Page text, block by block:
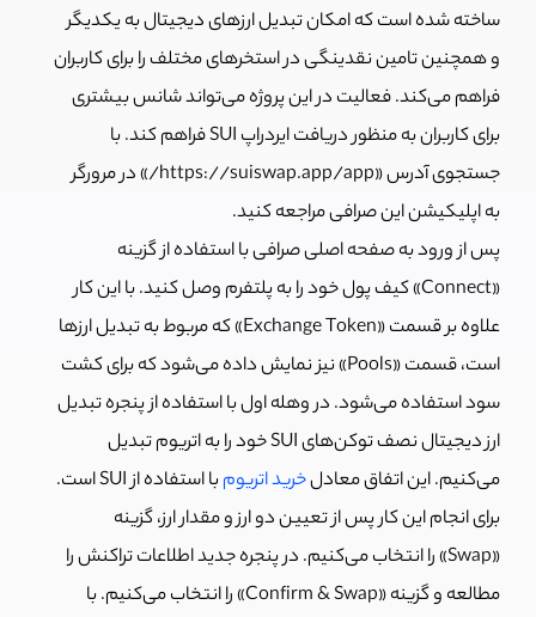
ساخته شده است که امکان تبدیل ارزهای دیجیتال به یکدیگر
و همچنین تامین نقدینگی در استخرهای مختلف را برای کاربران
فراهم می‌کند. فعالیت در این پروژه می‌تواند شانس بیشتری
برای کاربران به منظور دریافت ایردراپ SUI فراهم کند. با
جستجوی آدرس «https://suiswap.app/app/» در مرورگر
به اپلیکیشن این صرافی مراجعه کنید.
پس از ورود به صفحه اصلی صرافی با استفاده از گزینه
«Connect» کیف پول خود را به پلتفرم وصل کنید. با این کار
علاوه بر قسمت «Exchange Token» که مربوط به تبدیل ارزها
است، قسمت «Pools» نیز نمایش داده می‌شود که برای کشت
سود استفاده می‌شود. در وهله اول با استفاده از پنجره تبدیل
ارز دیجیتال نصف توکن‌های SUI خود را به اتریوم تبدیل
می‌کنیم. این اتفاق معادلخرید اتریومبا استفاده از SUI است.
برای انجام این کار پس از تعیین دو ارز و مقدار ارز، گزینه
«Swap» را انتخاب می‌کنیم. در پنجره جدید اطلاعات تراکنش را
مطالعه و گزینه «Confirm & Swap» را انتخاب می‌کنیم. با